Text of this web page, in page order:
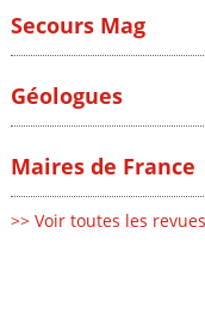
Secours Mag
Géologues
Maires de France
>> Voir toutes les revues